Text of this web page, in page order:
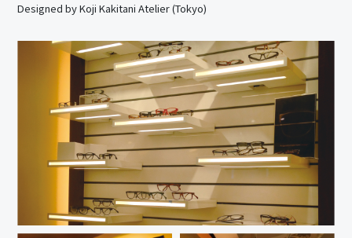
Designed by Koji Kakitani Atelier (Tokyo)